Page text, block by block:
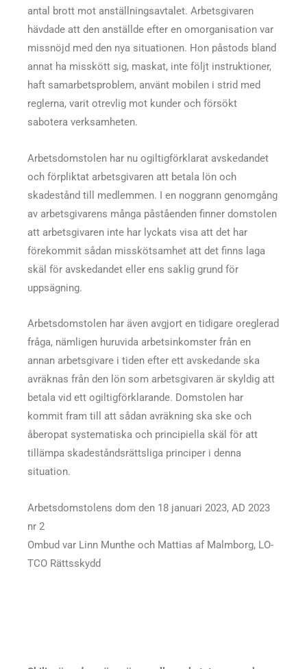
antal brott mot anställningsavtalet. Arbetsgivaren
hävdade att den anställde efter en omorganisation var
missnöjd med den nya situationen. Hon påstods bland
annat ha misskött sig, maskat, inte följt instruktioner,
haft samarbetsproblem, använt mobilen i strid med
reglerna, varit otrevlig mot kunder och försökt
sabotera verksamheten.
Arbetsdomstolen har nu ogiltigförklarat avskedandet
och förpliktat arbetsgivaren att betala lön och
skadestånd till medlemmen. I en noggrann genomgång
av arbetsgivarens många påståenden finner domstolen
att arbetsgivaren inte har lyckats visa att det har
förekommit sådan misskötsamhet att det finns laga
skäl för avskedandet eller ens saklig grund för
uppsägning.
Arbetsdomstolen har även avgjort en tidigare oreglerad
fråga, nämligen huruvida arbetsinkomster från en
annan arbetsgivare i tiden efter ett avskedande ska
avräknas från den lön som arbetsgivaren är skyldig att
betala vid ett ogiltigförklarande. Domstolen har
kommit fram till att sådan avräkning ska ske och
åberopat systematiska och principiella skäl för att
tillämpa skadeståndsrättsliga principer i denna
situation.
Arbetsdomstolens dom den 18 januari 2023, AD 2023
nr 2
Ombud var Linn Munthe och Mattias af Malmborg, LO-
TCO Rättsskydd